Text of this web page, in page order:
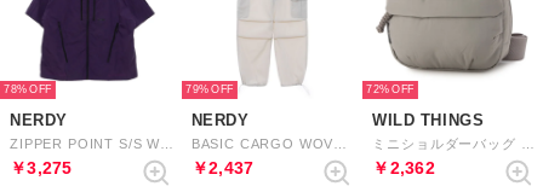
78%
NERDY
￥3,275
79%
NERDY
￥2,437
72%
WILD THINGS
￥2,362